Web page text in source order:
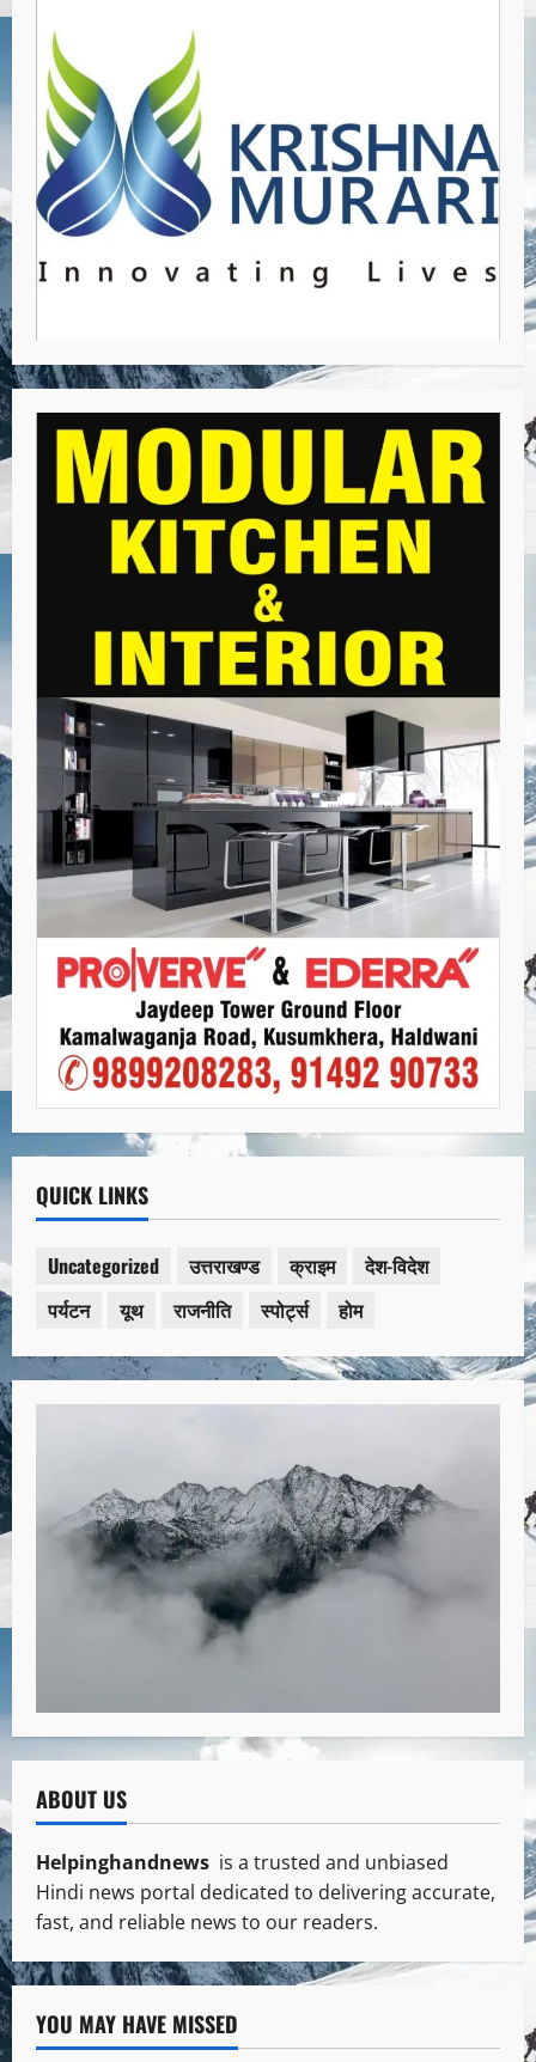
QUICK LINKS
Uncategorized उत्तराखण्ड क्राइम
देश-विदेश
पर्यटन
यूथ राजनीति स्पोर्ट्स होम
ABOUT US
Helpinghandnews is a trusted and unbiased
Hindi news portal dedicated to delivering accurate,
fast, and reliable news to our readers.
YOU MAY HAVE MISSED